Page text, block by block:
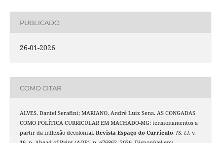
PUBLICADO
26-01-2026
COMO CITAR
ALVES, Daniel Serafini; MARIANO, André Luiz Sena. AS CONGADAS
COMO POLÍTICA CURRICULAR EM MACHADO-MG: tensionamentos a
partir da inflexão decolonial. Revista Espaço do Currículo, [S. l.], v.